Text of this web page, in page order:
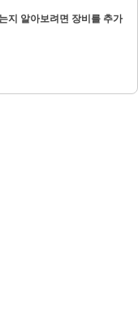
지 알아보려면 장비를 추가